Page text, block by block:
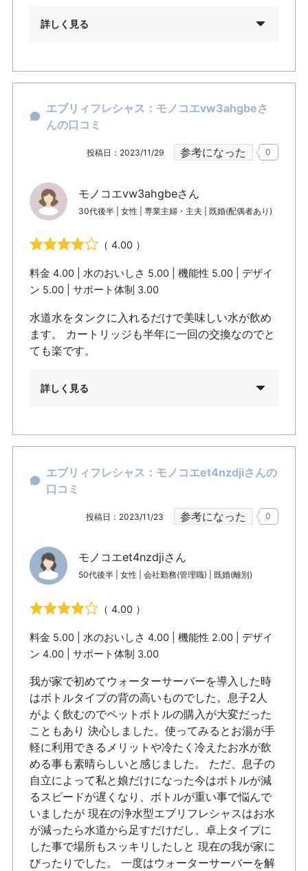
詳しく見る
エブリィフレシャス：モノコエvw3ahgbeさ
んの口コミ
投稿日：2023/11/29 参考になった 0
モノコエvw3ahgbeさん
30代後半 | 女性 | 専業主婦・主夫 | 既婚(配偶者あり)
（ 4.00 ）
料金 4.00 | 水のおいしさ 5.00 | 機能性 5.00 | デザイ
ン 5.00 | サポート体制 3.00
水道水をタンクに入れるだけで美味しい水が飲め
ます。 カートリッジも半年に一回の交換なのでと
ても楽です。
詳しく見る
エブリィフレシャス：モノコエet4nzdjiさんの
口コミ
投稿日：2023/11/23 参考になった 0
モノコエet4nzdjiさん
50代後半 | 女性 | 会社勤務(管理職) | 既婚(離別)
（ 4.00 ）
料金 5.00 | 水のおいしさ 4.00 | 機能性 2.00 | デザイ
ン 4.00 | サポート体制 3.00
我が家で初めてウォーターサーバーを導入した時
はボトルタイプの背の高いものでした。息子2人
がよく飲むのでペットボトルの購入が大変だった
こともあり 決心しました。使ってみるとお湯が手
軽に利用できるメリットや冷たく冷えたお水が飲
める事も素晴らしいと感じました。 ただ、息子の
自立によって私と娘だけになった今はボトルが減
るスピードが遅くなり、ボトルが重い事で悩んで
いましたが 現在の浄水型エブリフレシャスはお水
が減ったら水道から足すだけだし、卓上タイプに
した事で場所もスッキリしたしと 現在の我が家に
びったりでした。 一度はウォーターサーバーを解